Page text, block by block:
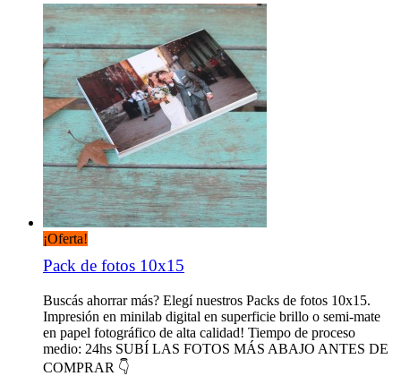
¡Oferta!
Pack de fotos 10x15
Buscás ahorrar más? Elegí nuestros Packs de fotos 10x15.
Impresión en minilab digital en superficie brillo o semi-mate
en papel fotográfico de alta calidad! Tiempo de proceso
medio: 24hs SUBÍ LAS FOTOS MÁS ABAJO ANTES DE
COMPRAR 👇